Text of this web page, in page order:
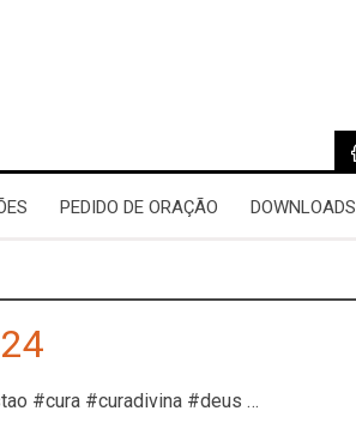
PEDIDO DE ORAÇÃO DOWNLOADS
#cura #curadivina #deus …